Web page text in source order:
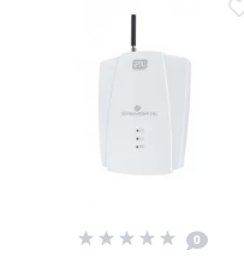
0